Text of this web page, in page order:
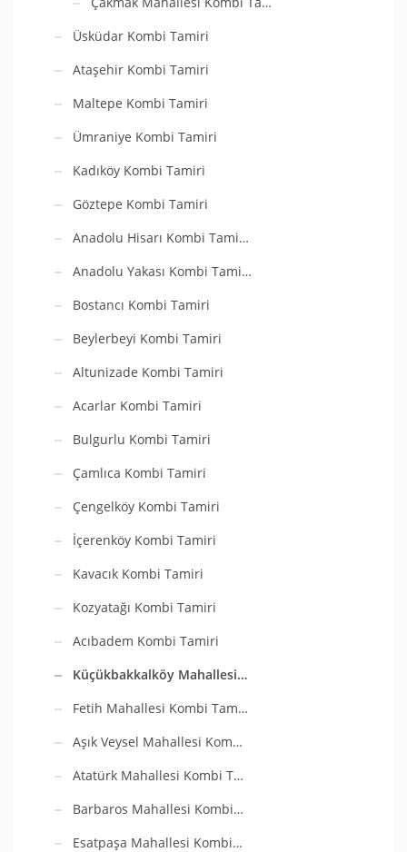
Üsküdar Kombi Tamiri
Ataşehir Kombi Tamiri
Maltepe Kombi Tamiri
Ümraniye Kombi Tamiri
Kadıköy Kombi Tamiri
Göztepe Kombi Tamiri
Anadolu Hisarı Kombi Tami…
Anadolu Yakası Kombi Tami…
Bostancı Kombi Tamiri
Beylerbeyi Kombi Tamiri
Altunizade Kombi Tamiri
Acarlar Kombi Tamiri
Bulgurlu Kombi Tamiri
Çamlıca Kombi Tamiri
Çengelköy Kombi Tamiri
İçerenköy Kombi Tamiri
Kavacık Kombi Tamiri
Kozyatağı Kombi Tamiri
Acıbadem Kombi Tamiri
Küçükbakkalköy Mahallesi…
Fetih Mahallesi Kombi Tam…
Aşık Veysel Mahallesi Kom…
Atatürk Mahallesi Kombi T…
Barbaros Mahallesi Kombi…
Esatpaşa Mahallesi Kombi…